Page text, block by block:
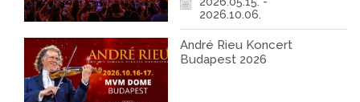
2026.10.06.
André Rieu Koncert
Budapest 2026